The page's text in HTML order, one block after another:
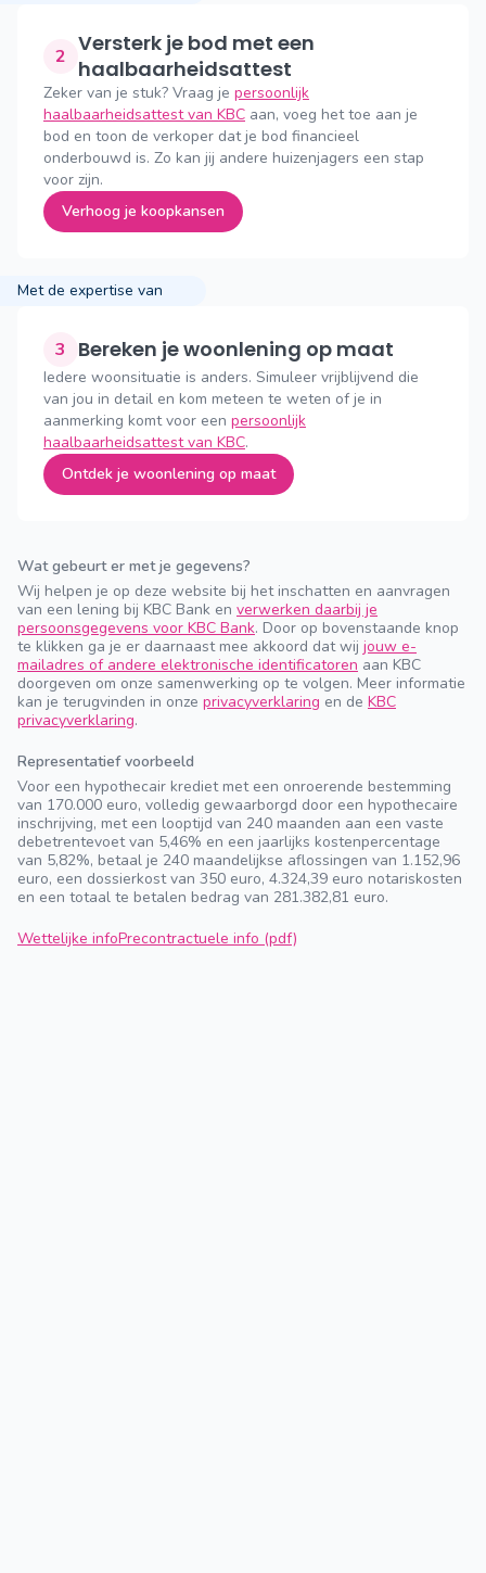
2 Versterk je bod met een
haalbaarheidsattest
Zeker van je stuk? Vraag je persoonlijk
haalbaarheidsattest van KBC aan, voeg het toe aan je
bod en toon de verkoper dat je bod financieel
onderbouwd is. Zo kan jij andere huizenjagers een stap
voor zijn.
Verhoog je koopkansen
Met de expertise van
3 Bereken je woonlening op maat
Iedere woonsituatie is anders. Simuleer vrijblijvend die
van jou in detail en kom meteen te weten of je in
aanmerking komt voor een persoonlijk
haalbaarheidsattest van KBC.
Ontdek je woonlening op maat
Wat gebeurt er met je gegevens?
Wij helpen je op deze website bij het inschatten en aanvragen
van een lening bij KBC Bank en verwerken daarbij je
persoonsgegevens voor KBC Bank. Door op bovenstaande knop
te klikken ga je er daarnaast mee akkoord dat wij jouw e-
mailadres of andere elektronische identificatoren aan KBC
doorgeven om onze samenwerking op te volgen. Meer informatie
kan je terugvinden in onze privacyverklaring en de KBC
privacyverklaring.
Representatief voorbeeld
Voor een hypothecair krediet met een onroerende bestemming
van 170.000 euro, volledig gewaarborgd door een hypothecaire
inschrijving, met een looptijd van 240 maanden aan een vaste
debetrentevoet van 5,46% en een jaarlijks kostenpercentage
van 5,82%, betaal je 240 maandelijkse aflossingen van 1.152,96
euro, een dossierkost van 350 euro, 4.324,39 euro notariskosten
en een totaal te betalen bedrag van 281.382,81 euro.
Wettelijke infoPrecontractuele info (pdf)